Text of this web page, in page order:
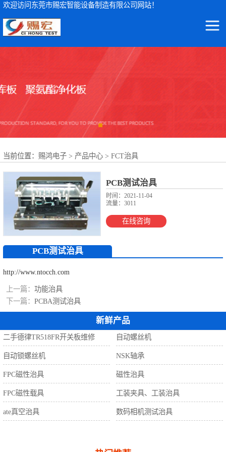
欢迎访问东莞市赐宏智能设备制造有限公司网站！
东莞市赐宏智能设备制造有限公司
当前位置： 赐鸿电子 > 产品中心 > FCT治具
PCB测试治具
时间：2021-11-04
流量：3011
在线咨询
PCB测试治具
http://www.ntocch.com
上一篇： 功能治具
下一篇： PCBA测试治具
新鲜产品
二手德律TR518FR开关板维修 自动螺丝机
自动锁螺丝机 NSK轴承
FPC磁性治具 磁性治具
FPC磁性载具 工装夹具、工装治具
ate真空治具 数码相机测试治具
AOI检测仪
ICT治具
FCT治具
FPC载具
NSK轴承
自动螺丝机